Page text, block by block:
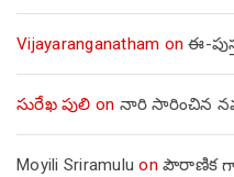
Vijayaranganatham onఈ-
సురేఖ పులి on నారి సారించిన
Moyili Sriramulu on పౌరాణిక